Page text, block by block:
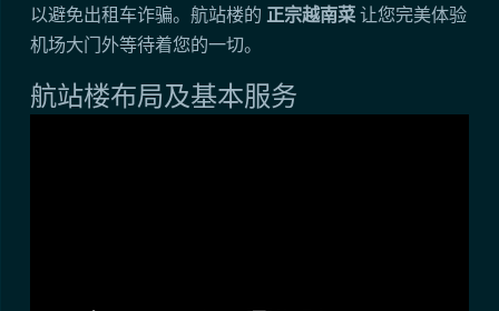
以避免出租车诈骗。航站楼的 正宗越南菜 让您完美体验
机场大门外等待着您的一切。
航站楼布局及基本服务